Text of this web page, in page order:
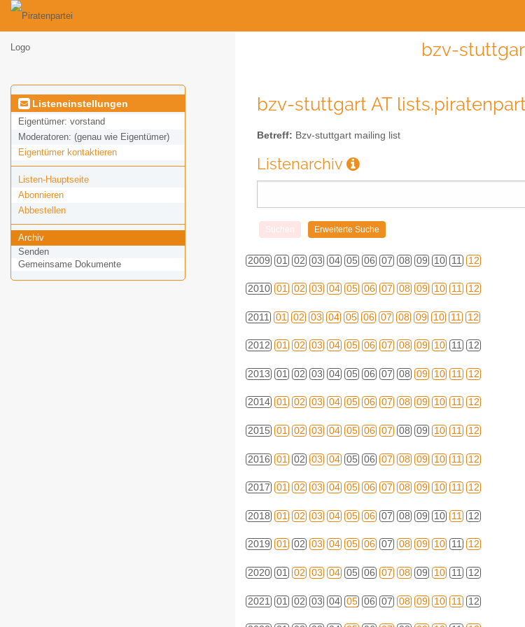
bzv-
Listeneinstellungen
Eigentümer: vorstand
Moderatoren: (genau wie Eigentümer)
Eigentümer kontaktieren
Listen-Hauptseite
Abonnieren
Abbestellen
Archiv
Senden
Gemeinsame Dokumente
bzv-stuttgart AT
Betreff: Bzv-stuttgart mailing list
Listenarchiv
2009 01 02 03 04 05 06 07 08 09 10 11 12
2010 01 02 03 04 05 06 07 08 09 10 11 12
2011 01 02 03 04 05 06 07 08 09 10 11 12
2012 01 02 03 04 05 06 07 08 09 10 11 12
2013 01 02 03 04 05 06 07 08 09 10 11 12
2014 01 02 03 04 05 06 07 08 09 10 11 12
2015 01 02 03 04 05 06 07 08 09 10 11 12
2016 01 02 03 04 05 06 07 08 09 10 11 12
2017 01 02 03 04 05 06 07 08 09 10 11 12
2018 01 02 03 04 05 06 07 08 09 10 11 12
2019 01 02 03 04 05 06 07 08 09 10 11 12
2020 01 02 03 04 05 06 07 08 09 10 11 12
2021 01 02 03 04 05 06 07 08 09 10 11 12